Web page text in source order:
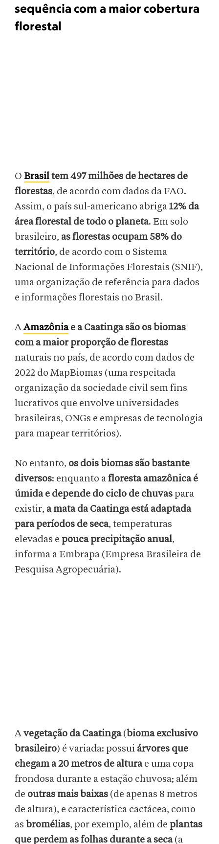
sequência com a maior cobertura
florestal
O Brasiltem 497 milhões de hectares de
florestas, de acordo com dados da FAO.
Assim, o país sul-americano abriga12% da
área florestal de todo o planeta. Em solo
brasileiro, as florestas ocupam 58% do
território, de acordo com o Sistema
Nacional de Informações Florestais (SNIF),
uma organização de referência para dados
e informações florestais no Brasil.
AAmazôniae a Caatinga são os biomas
com a maior proporção de florestas
naturais no país, de acordo com dados de
2022 do MapBiomas (uma respeitada
organização da sociedade civil sem fins
lucrativos que envolve universidades
brasileiras, ONGs e empresas de tecnologia
para mapear territórios).
No entanto, os dois biomas são bastante
diversos: enquanto afloresta amazônica é
úmida e depende do ciclo de chuvas para
existir, a mata da Caatinga está adaptada
para períodos de seca, temperaturas
elevadas e pouca precipitação anual,
informa a Embrapa (Empresa Brasileira de
Pesquisa Agropecuária).
Avegetação da Caatinga(bioma exclusivo
brasileiro) é variada: possui árvores que
chegam a 20 metros de alturae uma copa
frondosa durante a estação chuvosa; além
de outras mais baixas (de apenas 8 metros
de altura), e característica cactácea, como
as bromélias, por exemplo, além de plantas
que perdem as folhas durante a seca(a